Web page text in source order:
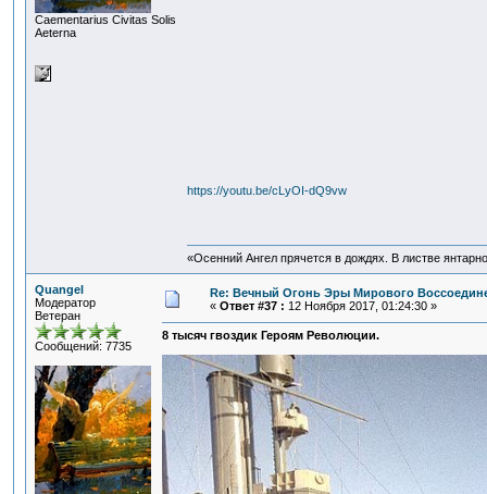
Сaementarius Civitas Solis
Aeterna
https://youtu.be/cLyOI-dQ9vw
«Осенний Ангел прячется в дождях. В листве
Quangel
Модератор
Ветеран
Сообщений: 7735
Re: Вечный Огонь Эры Мирового
« Ответ #37 : 12 Ноября 2017, 01:24:30 »
8 тысяч гвоздик Героям Революции.